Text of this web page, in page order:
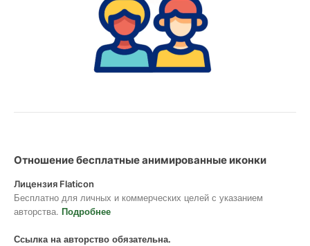
Отношение бесплатные анимированные иконки
Лицензия Flaticon
Бесплатно для личных и коммерческих целей с указанием
авторства. Подробнее
Ссылка на авторство обязательна.